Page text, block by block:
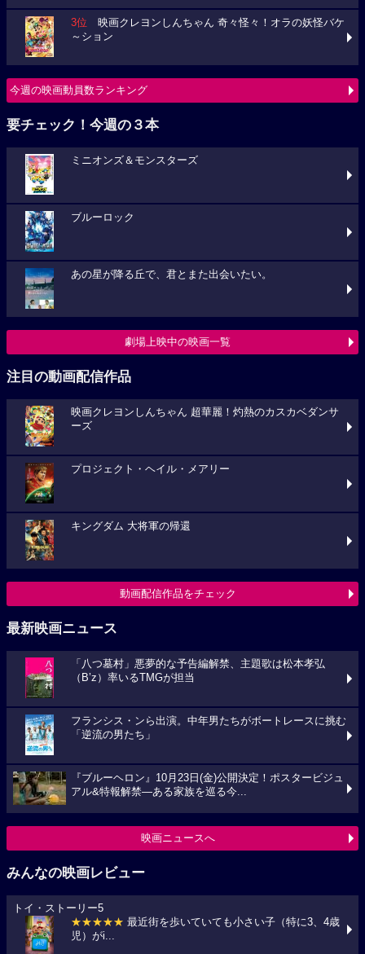
3位 映画クレヨンしんちゃん 奇々怪々！オラの妖怪バケ
～ション
今週の映画動員数ランキング
要チェック！今週の３本
ミニオンズ＆モンスターズ
ブルーロック
あの星が降る丘で、君とまた出会いたい。
劇場上映中の映画一覧
注目の動画配信作品
映画クレヨンしんちゃん 超華麗！灼熱のカスカベダンサ
ーズ
プロジェクト・ヘイル・メアリー
キングダム 大将軍の帰還
動画配信作品をチェック
最新映画ニュース
「八つ墓村」悪夢的な予告編解禁、主題歌は松本孝弘
（B’z）率いるTMGが担当
フランシス・ンら出演。中年男たちがボートレースに挑む
「逆流の男たち」
『ブルーヘロン』10月23日(金)公開決定！ポスタービジュ
アル&特報解禁―ある家族を巡る今...
映画ニュースへ
みんなの映画レビュー
トイ・ストーリー5
★★★★★ 最近街を歩いていても小さい子（特に3、4歳
児）がi...